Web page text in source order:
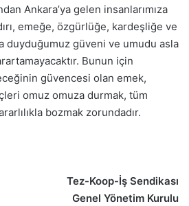
Ankara’ya gelen insanlarımıza
emeğe, özgürlüğe, kardeşliğe ve
duyduğumuz güveni ve umudu asla
Bunun için
güvencesi olan emek,
omuz omuza durmak, tüm
bozmak zorundadır.
Tez-Koop-İş Sendikası
Genel Yönetim Kurulu